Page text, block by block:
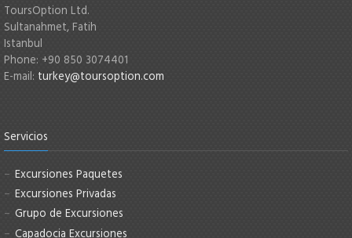
ToursOption Ltd.
Sultanahmet, Fatih
Istanbul
Phone: +90 850 3074401
E-mail: turkey@toursoption.com
Servicios
Excursiones Paquetes
Excursiones Privadas
Grupo de Excursiones
Capadocia Excursiones